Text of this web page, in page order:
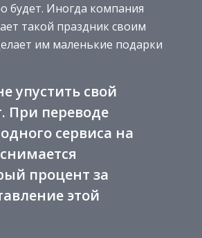
будет. Иногда компания
такой праздник своим
им маленькие подарки
упустить свой
При переводе
сервиса на
процент за
этой